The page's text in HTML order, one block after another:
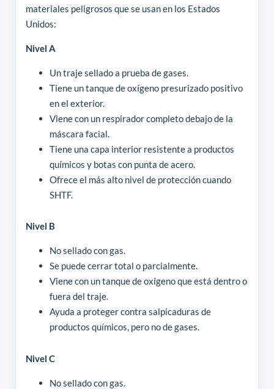
materiales peligrosos que se usan en los Estados
Unidos:
Nivel A
Un traje sellado a prueba de gases.
Tiene un tanque de oxígeno presurizado positivo
en el exterior.
Viene con un respirador completo debajo de la
máscara facial.
Tiene una capa interior resistente a productos
químicos y botas con punta de acero.
Ofrece el más alto nivel de protección cuando
SHTF.
Nivel B
No sellado con gas.
Se puede cerrar total o parcialmente.
Viene con un tanque de oxígeno que está dentro o
fuera del traje.
Ayuda a proteger contra salpicaduras de
productos químicos, pero no de gases.
Nivel C
No sellado con gas.